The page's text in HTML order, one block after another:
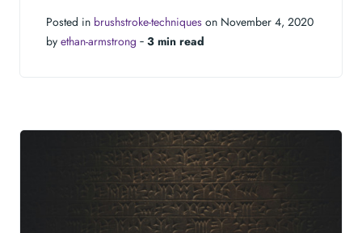
Posted in brushstroke-techniques on November 4, 2020
by ethan-armstrong ‐ 3 min read